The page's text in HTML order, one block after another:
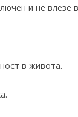
и не влезе
в живота.